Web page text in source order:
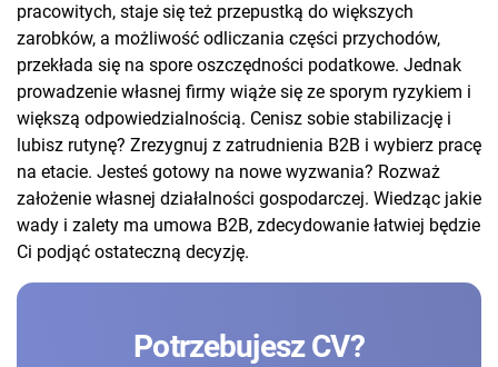
pracowitych, staje się też przepustką do większych
zarobków, a możliwość odliczania części przychodów,
przekłada się na spore oszczędności podatkowe. Jednak
prowadzenie własnej firmy wiąże się ze sporym ryzykiem i
większą odpowiedzialnością. Cenisz sobie stabilizację i
lubisz rutynę? Zrezygnuj z zatrudnienia B2B i wybierz pracę
na etacie. Jesteś gotowy na nowe wyzwania? Rozważ
założenie własnej działalności gospodarczej. Wiedząc jakie
wady i zalety ma umowa B2B, zdecydowanie łatwiej będzie
Ci podjąć ostateczną decyzję.
Potrzebujesz CV?